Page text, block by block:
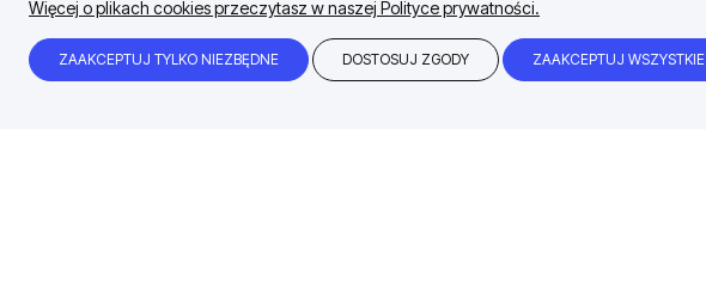
Więcej o plikach cookies przeczytasz w naszej Polityce prywatności.
ZAAKCEPTUJ TYLKO NIEZBĘDNE DOSTOSUJ ZGODY ZAAKCEPTUJ WSZYSTKIE